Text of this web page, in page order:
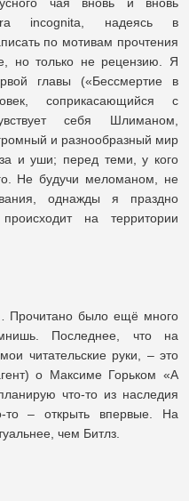
incognita, надеясь в
по мотивам прочтения
но только не рецензию. Я
главы («Бессмертие в
соприкасающийся с
себя Шлиманом,
и разнообразный мир
и уши; перед теми, у кого
Не будучи меломаном, не
однажды я праздно
на территории
Прочитано было ещё много
Последнее, что на
читательские руки, – это
о Максиме Горьком «А
что-то из наследия
то – открыть впервые. На
чем Битлз.